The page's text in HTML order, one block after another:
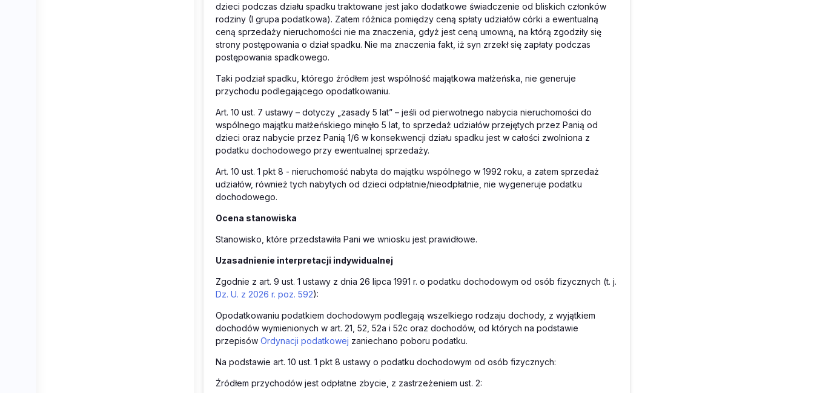
dzieci podczas działu spadku traktowane jest jako dodatkowe świadczenie od bliskich członków
rodziny (I grupa podatkowa). Zatem różnica pomiędzy ceną spłaty udziałów córki a ewentualną
ceną sprzedaży nieruchomości nie ma znaczenia, gdyż jest ceną umowną, na którą zgodziły się
strony postępowania o dział spadku. Nie ma znaczenia fakt, iż syn zrzekł się zapłaty podczas
postępowania spadkowego.
Taki podział spadku, którego źródłem jest wspólność majątkowa małżeńska, nie generuje
przychodu podlegającego opodatkowaniu.
Art. 10 ust. 7 ustawy – dotyczy „zasady 5 lat” – jeśli od pierwotnego nabycia nieruchomości do
wspólnego majątku małżeńskiego minęło 5 lat, to sprzedaż udziałów przejętych przez Panią od
dzieci oraz nabycie przez Panią 1/6 w konsekwencji działu spadku jest w całości zwolniona z
podatku dochodowego przy ewentualnej sprzedaży.
Art. 10 ust. 1 pkt 8 - nieruchomość nabyta do majątku wspólnego w 1992 roku, a zatem sprzedaż
udziałów, również tych nabytych od dzieci odpłatnie/nieodpłatnie, nie wygeneruje podatku
dochodowego.
Ocena stanowiska
Stanowisko, które przedstawiła Pani we wniosku jest prawidłowe.
Uzasadnienie interpretacji indywidualnej
Zgodnie z art. 9 ust. 1 ustawy z dnia 26 lipca 1991 r. o podatku dochodowym od osób fizycznych (t. j.
Dz. U. z 2026 r. poz. 592):
Opodatkowaniu podatkiem dochodowym podlegają wszelkiego rodzaju dochody, z wyjątkiem
dochodów wymienionych w art. 21, 52, 52a i 52c oraz dochodów, od których na podstawie
przepisów Ordynacji podatkowej zaniechano poboru podatku.
Na podstawie art. 10 ust. 1 pkt 8 ustawy o podatku dochodowym od osób fizycznych:
Źródłem przychodów jest odpłatne zbycie, z zastrzeżeniem ust. 2: